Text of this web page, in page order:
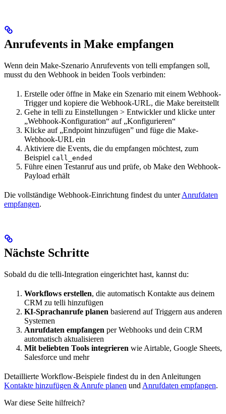
Anrufevents in Make empfangen
Wenn dein Make-Szenario Anrufevents von telli empfangen soll,
musst du den Webhook in beiden Tools verbinden:
Erstelle oder öffne in Make ein Szenario mit einem Webhook-
Trigger und kopiere die Webhook-URL, die Make bereitstellt
Gehe in telli zu Einstellungen > Entwickler und klicke unter
„Webhook-Konfiguration“ auf „Konfigurieren“
Klicke auf „Endpoint hinzufügen” und füge die Make-
Webhook-URL ein
Aktiviere die Events, die du empfangen möchtest, zum
Beispiel call_ended
Führe einen Testanruf aus und prüfe, ob Make den Webhook-
Payload erhält
Die vollständige Webhook-Einrichtung findest du unterAnrufdaten
empfangen.
Nächste Schritte
Sobald du die telli-Integration eingerichtet hast, kannst du:
Workflows erstellen, die automatisch Kontakte aus deinem
CRM zu telli hinzufügen
KI-Sprachanrufe planen basierend auf Triggern aus anderen
Systemen
Anrufdaten empfangen per Webhooks und dein CRM
automatisch aktualisieren
Mit beliebten Tools integrieren wie Airtable, Google Sheets,
Salesforce und mehr
Detaillierte Workflow-Beispiele findest du in den Anleitungen
Kontakte hinzufügen & Anrufe planen und Anrufdaten empfangen.
War diese Seite hilfreich?